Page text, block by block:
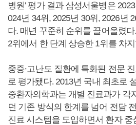
병원’ 평가 결과 삼성서울병은
024년 34위, 2025년 30위, 2026년
다. 매년 꾸준히 순위를 끌어올렸
2위에서 한 단계 상승한 1위를 차
중증·고난도 질환에 특화된 전문
로 평가됐다. 2013년 국내 최초로
중환자의학과는 개별 진료과가 각
던 기존 방식의 한계를 넘어 전담
진료 시스템을 도입하면서 환자 중